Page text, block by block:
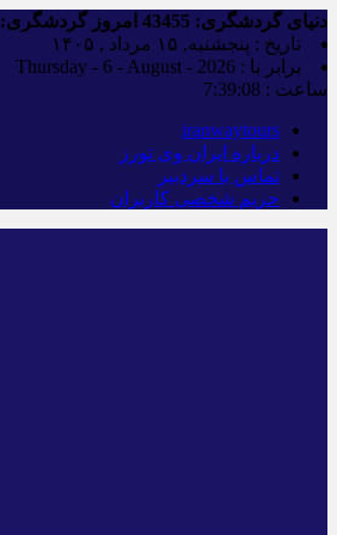
دنیای گردشگری: امروز گردشگری:
تاریخ : پنجشنبه, ۱۵ مرداد , ۱۴۰۵
برابر با : Thursday - 6 - August - 2026
ساعت : 7:39:09
iranwaytours
درباره ایران وی تورز
تماس با سردبیر
حریم شخصی کاربران